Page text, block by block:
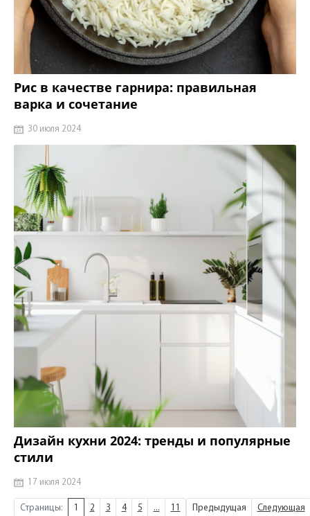
Рис в качестве гарнира: правильная
варка и сочетание
30 июля 2024
Дизайн кухни 2024: тренды и популярные
стили
17 июля 2024
Страницы: 1 2 3 4 5 ... 11 Предыдущая Следующая